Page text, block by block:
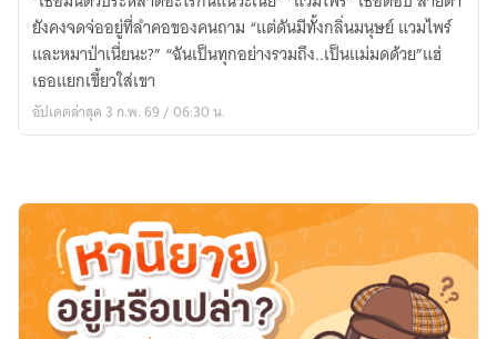
of
Darkness~
รัก
อันตราย
กับ
ป่วน(อ่าน
ฟรี)
ยังคงจดจ่ออยู่ที่ลำคอของคนถาม “แต่ดันมีทั้งกลิ่นมนุษย์ แวมไพร์
และหมาป่าเนี่ยนะ?” “ฉันเป็นทุกอย่างรวมถึง..เป็นแม่มดด้วย”แฮ่
เธอแยกเขี้ยวใส่เขา
อัปเดตล่าสุด 3 ก.พ. 69 / 06:30 น.